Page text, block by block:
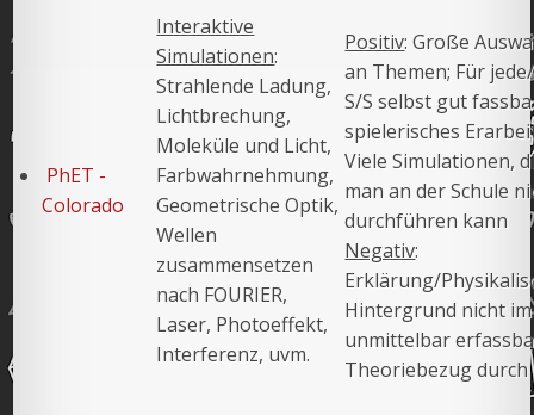
PhET -
Colorado
Interaktive
Simulationen:
Strahlende Ladung,
Lichtbrechung,
Moleküle und Licht,
Farbwahrnehmung,
Geometrische Optik,
Wellen
zusammensetzen
nach FOURIER,
Laser, Photoeffekt,
Interferenz, uvm.
Positiv: Große
an Themen; Für
S/S selbst gut
spielerisches
Viele Simulationen,
man an der Schule
durchführen kann
Negativ:
Erklärung/
Hintergrund nicht
unmittelbar
Theoriebezug durch